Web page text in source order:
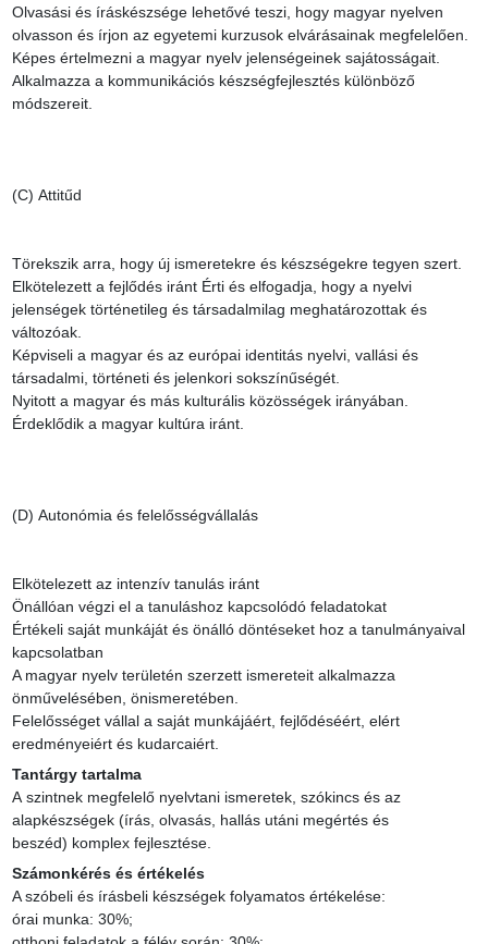
Olvasási és íráskészsége lehetővé teszi, hogy magyar nyelven
olvasson és írjon az egyetemi kurzusok elvárásainak megfelelően.
Képes értelmezni a magyar nyelv jelenségeinek sajátosságait.
Alkalmazza a kommunikációs készségfejlesztés különböző
módszereit.
(C) Attitűd
Törekszik arra, hogy új ismeretekre és készségekre tegyen szert.
Elkötelezett a fejlődés iránt Érti és elfogadja, hogy a nyelvi
jelenségek történetileg és társadalmilag meghatározottak és
változóak.
Képviseli a magyar és az európai identitás nyelvi, vallási és
társadalmi, történeti és jelenkori sokszínűségét.
Nyitott a magyar és más kulturális közösségek irányában.
Érdeklődik a magyar kultúra iránt.
(D) Autonómia és felelősségvállalás
Elkötelezett az intenzív tanulás iránt
Önállóan végzi el a tanuláshoz kapcsolódó feladatokat
Értékeli saját munkáját és önálló döntéseket hoz a tanulmányaival
kapcsolatban
A magyar nyelv területén szerzett ismereteit alkalmazza
önművelésében, önismeretében.
Felelősséget vállal a saját munkájáért, fejlődéséért, elért
eredményeiért és kudarcaiért.
Tantárgy tartalma
A szintnek megfelelő nyelvtani ismeretek, szókincs és az
alapkészségek (írás, olvasás, hallás utáni megértés és
beszéd) komplex fejlesztése.
Számonkérés és értékelés
A szóbeli és írásbeli készségek folyamatos értékelése:
órai munka: 30%;